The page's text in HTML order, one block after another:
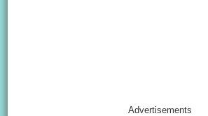
Advertisements